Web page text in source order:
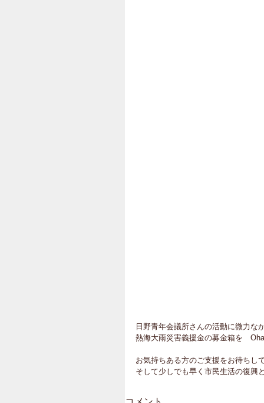
日野青年会議所さんの活動に微力な
熱海大雨災害義援金の募金箱を　
お気持ちある方のご支援をお待ちし
そして少しでも早く市民生活の復興